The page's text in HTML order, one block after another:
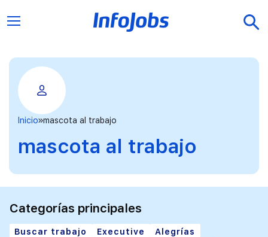
Inicio mascota al trabajo
mascota al trabajo
Categorías principales
Buscar trabajo Executive
Alegrías